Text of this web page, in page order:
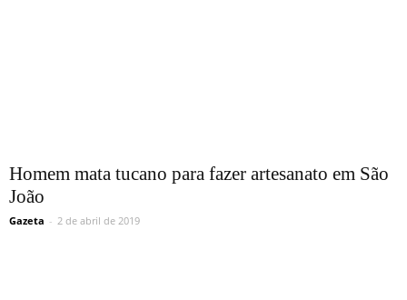
Homem mata tucano para fazer artesanato em São
João
Gazeta - 2 de abril de 2019